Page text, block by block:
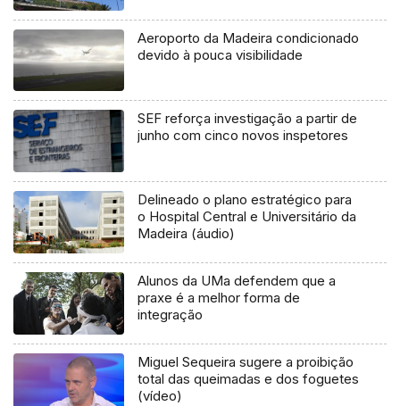
Aeroporto da Madeira condicionado
devido à pouca visibilidade
SEF reforça investigação a partir de
junho com cinco novos inspetores
Delineado o plano estratégico para
o Hospital Central e Universitário da
Madeira (áudio)
Alunos da UMa defendem que a
praxe é a melhor forma de
integração
Miguel Sequeira sugere a proibição
total das queimadas e dos foguetes
(vídeo)